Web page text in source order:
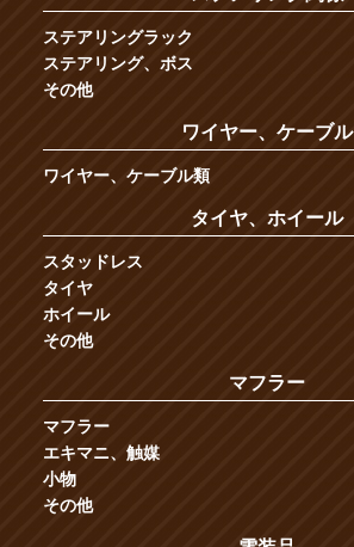
ステアリングラック
ステアリング、ボス
その他
ワイヤー、ケーブル
ワイヤー、ケーブル類
タイヤ、ホイール
スタッドレス
タイヤ
ホイール
その他
マフラー
マフラー
エキマニ、触媒
小物
その他